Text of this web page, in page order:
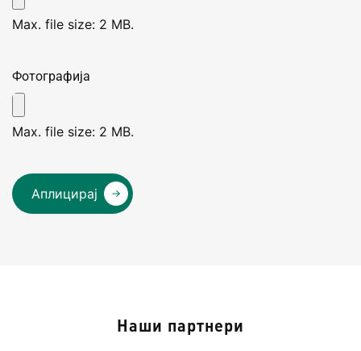
Max. file size: 2 MB.
Фотографија
Max. file size: 2 MB.
Аплицирај
Наши партнери